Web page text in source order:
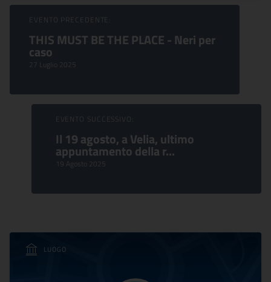
Sfoglia Eventi
EVENTO PRECEDENTE:
THIS MUST BE THE PLACE - Neri per
caso
27 Luglio 2025
EVENTO SUCCESSIVO:
Il 19 agosto, a Velia, ultimo
appuntamento della r...
19 Agosto 2025
LUOGO